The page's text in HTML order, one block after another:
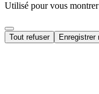
Utilisé pour vous
Tout refuser Enregistrer